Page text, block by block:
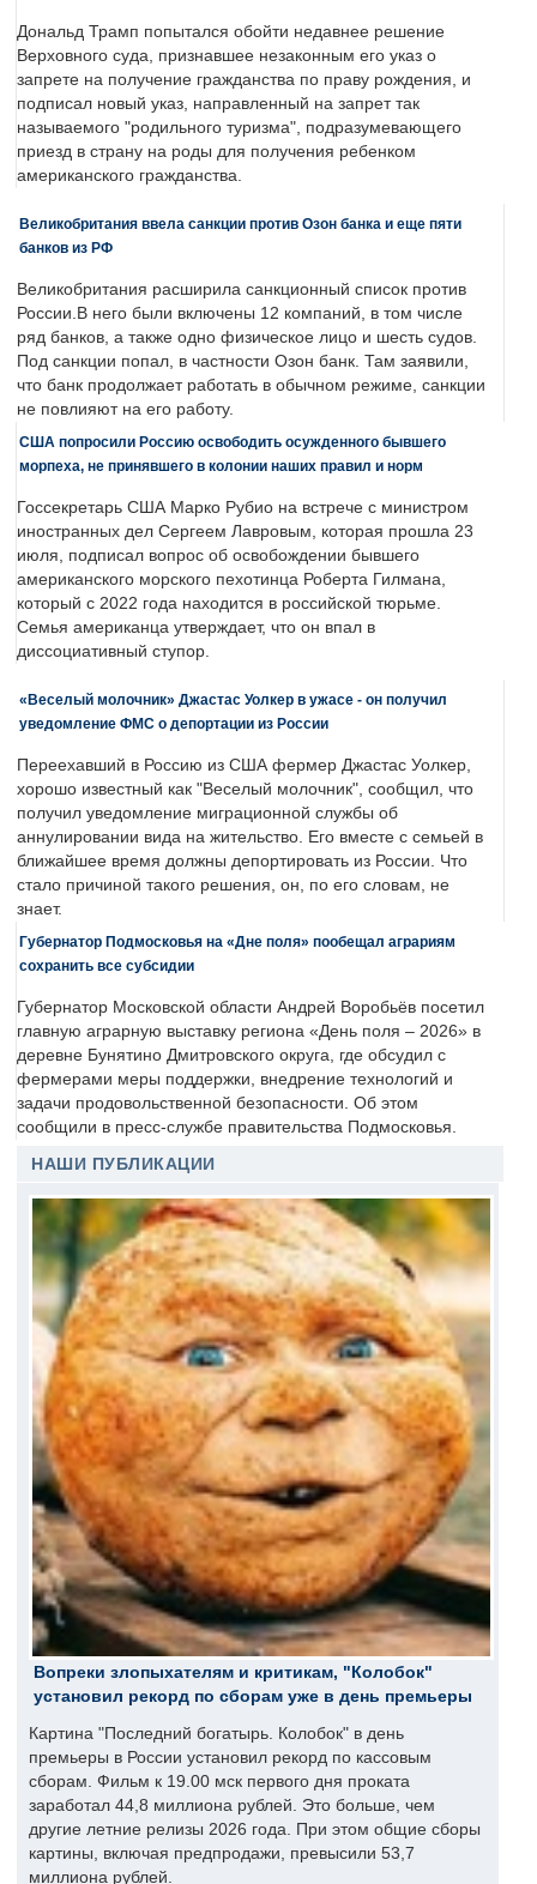
Дональд Трамп попытался обойти недавнее решение
Верховного суда, признавшее незаконным его указ о
запрете на получение гражданства по праву рождения, и
подписал новый указ, направленный на запрет так
называемого "родильного туризма", подразумевающего
приезд в страну на роды для получения ребенком
американского гражданства.
Великобритания ввела санкции против Озон банка и еще пяти
банков из РФ
Великобритания расширила санкционный список против
России.В него были включены 12 компаний, в том числе
ряд банков, а также одно физическое лицо и шесть судов.
Под санкции попал, в частности Озон банк. Там заявили,
что банк продолжает работать в обычном режиме, санкции
не повлияют на его работу.
США попросили Россию освободить осужденного бывшего
морпеха, не принявшего в колонии наших правил и норм
Госсекретарь США Марко Рубио на встрече с министром
иностранных дел Сергеем Лавровым, которая прошла 23
июля, подписал вопрос об освобождении бывшего
американского морского пехотинца Роберта Гилмана,
который с 2022 года находится в российской тюрьме.
Семья американца утверждает, что он впал в
диссоциативный ступор.
«Веселый молочник» Джастас Уолкер в ужасе - он получил
уведомление ФМС о депортации из России
Переехавший в Россию из США фермер Джастас Уолкер,
хорошо известный как "Веселый молочник", сообщил, что
получил уведомление миграционной службы об
аннулировании вида на жительство. Его вместе с семьей в
ближайшее время должны депортировать из России. Что
стало причиной такого решения, он, по его словам, не
знает.
Губернатор Подмосковья на «Дне поля» пообещал аграриям
сохранить все субсидии
Губернатор Московской области Андрей Воробьёв посетил
главную аграрную выставку региона «День поля – 2026» в
деревне Бунятино Дмитровского округа, где обсудил с
фермерами меры поддержки, внедрение технологий и
задачи продовольственной безопасности. Об этом
сообщили в пресс-службе правительства Подмосковья.
НАШИ ПУБЛИКАЦИИ
Вопреки злопыхателям и критикам, "Колобок"
установил рекорд по сборам уже в день премьеры
Картина "Последний богатырь. Колобок" в день
премьеры в России установил рекорд по кассовым
сборам. Фильм к 19.00 мск первого дня проката
заработал 44,8 миллиона рублей. Это больше, чем
другие летние релизы 2026 года. При этом общие сборы
картины, включая предпродажи, превысили 53,7
миллиона рублей.